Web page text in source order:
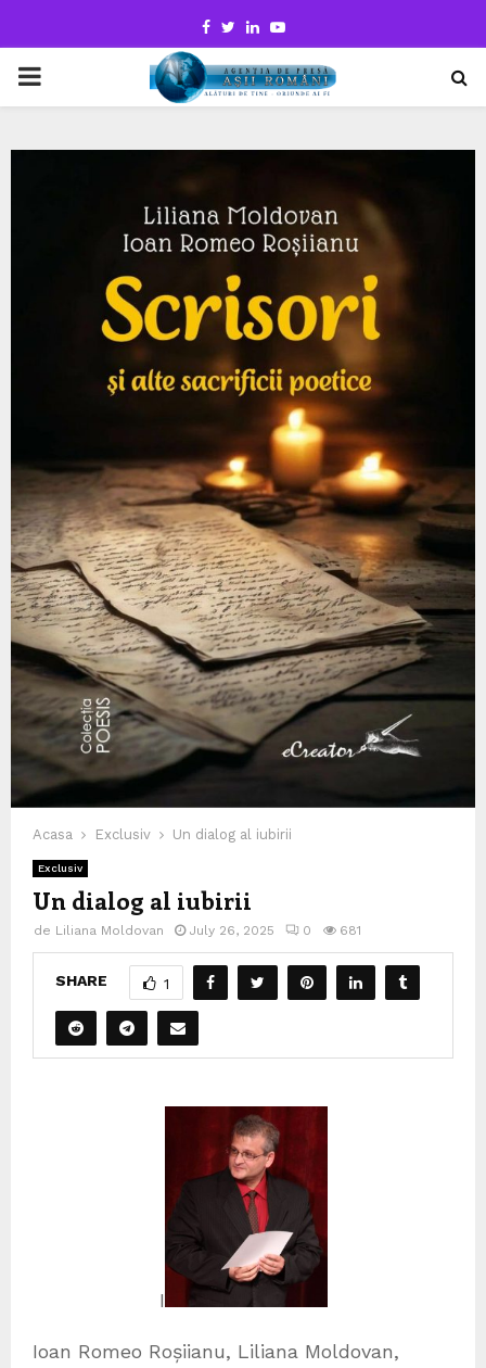
Facebook
TwitterLinkedinYoutube
PRIMARY
Acasa Exclusiv Un dialog al iubirii
Exclusiv
Un dialog al iubirii
de Liliana Moldovan July 26, 2025 0 681
SHARE 1
I
Ioan Romeo Roșiianu, Liliana Moldovan,